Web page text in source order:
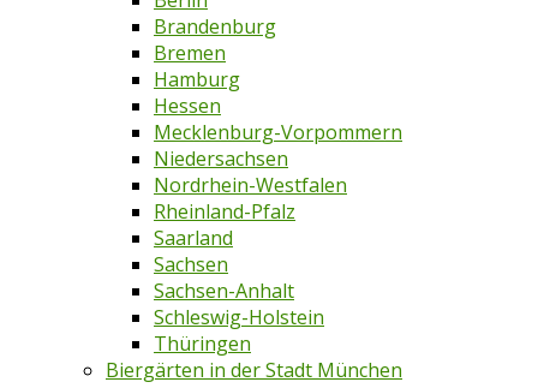
Brandenburg
Bremen
Hamburg
Hessen
Mecklenburg-Vorpommern
Niedersachsen
Nordrhein-Westfalen
Rheinland-Pfalz
Saarland
Sachsen
Sachsen-Anhalt
Schleswig-Holstein
Thüringen
Biergärten in der Stadt München